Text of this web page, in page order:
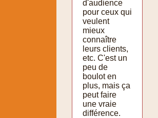
d'audience
pour ceux qui
veulent
mieux
connaître
leurs clients,
etc. C'est un
peu de
boulot en
plus, mais ça
peut faire
une vraie
différence.